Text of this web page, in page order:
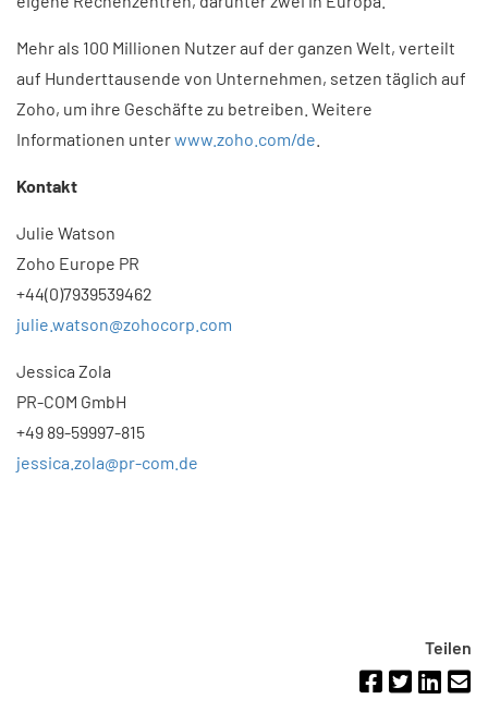
Mehr als 100 Millionen Nutzer auf der ganzen Welt, verteilt
auf Hunderttausende von Unternehmen, setzen täglich auf
Zoho, um ihre Geschäfte zu betreiben. Weitere
Informationen unterwww.zoho.com/de
Kontakt
Julie Watson
Zoho Europe PR
+44(0)7939539462
julie.watson@zohocorp.com
Jessica Zola
PR-COM GmbH
+49 89-59997-815
jessica.zola@pr-com.de
Teilen